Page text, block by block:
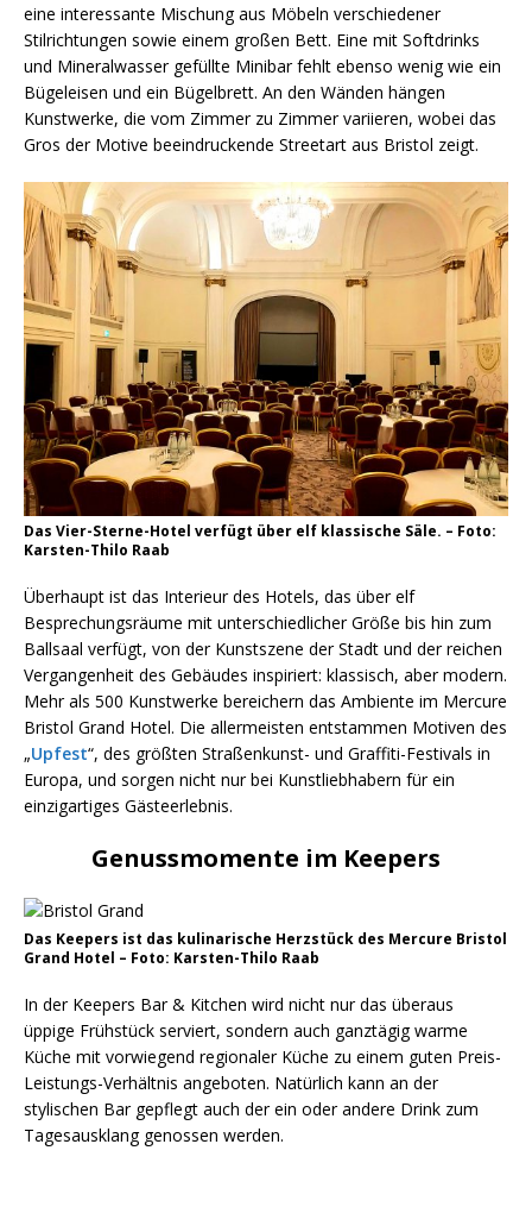
eine interessante Mischung aus Möbeln verschiedener
Stilrichtungen sowie einem großen Bett. Eine mit Softdrinks
und Mineralwasser gefüllte Minibar fehlt ebenso wenig wie ein
Bügeleisen und ein Bügelbrett. An den Wänden hängen
Kunstwerke, die vom Zimmer zu Zimmer variieren, wobei das
Gros der Motive beeindruckende Streetart aus Bristol zeigt.
Das Vier-Sterne-Hotel verfügt über elf klassische Säle. – Foto:
Karsten-Thilo Raab
Überhaupt ist das Interieur des Hotels, das über elf
Besprechungsräume mit unterschiedlicher Größe bis hin zum
Ballsaal verfügt, von der Kunstszene der Stadt und der reichen
Vergangenheit des Gebäudes inspiriert: klassisch, aber modern.
Mehr als 500 Kunstwerke bereichern das Ambiente im Mercure
Bristol Grand Hotel. Die allermeisten entstammen Motiven des
„Upfest“, des größten Straßenkunst- und Graffiti-Festivals in
Europa, und sorgen nicht nur bei Kunstliebhabern für ein
einzigartiges Gästeerlebnis.
Genussmomente im Keepers
Das Keepers ist das kulinarische Herzstück des Mercure Bristol
Grand Hotel – Foto: Karsten-Thilo Raab
In der Keepers Bar & Kitchen wird nicht nur das überaus
üppige Frühstück serviert, sondern auch ganztägig warme
Küche mit vorwiegend regionaler Küche zu einem guten Preis-
Leistungs-Verhältnis angeboten. Natürlich kann an der
stylischen Bar gepflegt auch der ein oder andere Drink zum
Tagesausklang genossen werden.